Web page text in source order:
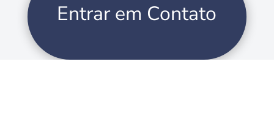
Entrar em Contato